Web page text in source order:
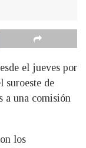
el jueves por
suroeste de
a una comisión
los